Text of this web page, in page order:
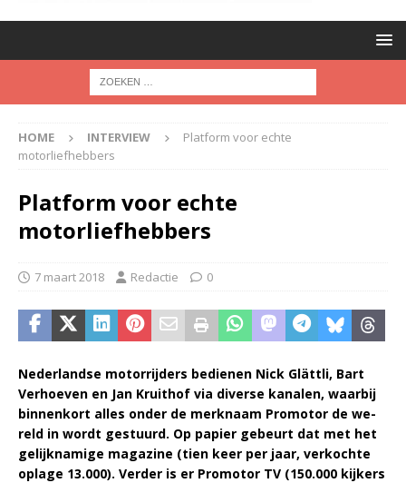
HOME INTERVIEW
Platform voor echte
motorliefhebbers
Platform voor echte
motorliefhebbers
7 maart 2018 Redactie 0
Ne­der­land­se mo­tor­rij­ders be­die­nen Nick Glätt­li, Bart
Verhoeven en Jan Kruit­hof via di­ver­se ka­na­len, waar­bij
bin­nen­kort al­les on­der de merk­naam Pro­mo­tor de we­
reld in wordt ge­stuurd. Op pa­pier ge­beurt dat met het
ge­lijk­na­mi­ge ma­ga­zi­ne (tien keer per jaar, ver­koch­te
op­la­ge 13.000). Ver­der is er Pro­mo­tor TV (150.000 kij­kers